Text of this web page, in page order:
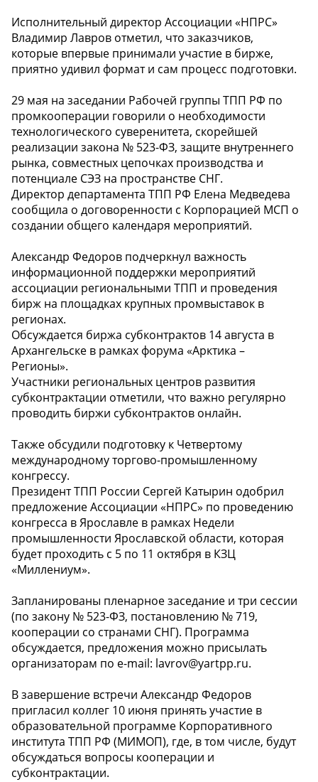
Исполнительный директор Ассоциации «НПРС»
Владимир Лавров отметил, что заказчиков,
которые впервые принимали участие в бирже,
приятно удивил формат и сам процесс подготовки.
29 мая на заседании Рабочей группы ТПП РФ по
промкооперации говорили о необходимости
технологического суверенитета, скорейшей
реализации закона № 523-ФЗ, защите внутреннего
рынка, совместных цепочках производства и
потенциале СЭЗ на пространстве СНГ.
Директор департамента ТПП РФ Елена Медведева
сообщила о договоренности с Корпорацией МСП о
создании общего календаря мероприятий.
️Александр Федоров подчеркнул важность
информационной поддержки мероприятий
ассоциации региональными ТПП и проведения
бирж на площадках крупных промвыставок в
регионах.
Обсуждается биржа субконтрактов 14 августа в
Архангельске в рамках форума «Арктика –
Регионы».
Участники региональных центров развития
субконтрактации отметили, что важно регулярно
проводить биржи субконтрактов онлайн.
Также обсудили подготовку к Четвертому
международному торгово-промышленному
конгрессу.
Президент ТПП России Сергей Катырин одобрил
предложение Ассоциации «НПРС» по проведению
конгресса в Ярославле в рамках Недели
промышленности Ярославской области, которая
будет проходить с 5 по 11 октября в КЗЦ
«Миллениум».
Запланированы пленарное заседание и три сессии
(по закону № 523-ФЗ, постановлению № 719,
кооперации со странами СНГ). Программа
обсуждается, предложения можно присылать
организаторам по e-mail: lavrov@yartpp.ru.
В завершение встречи Александр Федоров
пригласил коллег 10 июня принять участие в
образовательной программе Корпоративного
института ТПП РФ (МИМОП), где, в том числе, будут
обсуждаться вопросы кооперации и
субконтрактации.